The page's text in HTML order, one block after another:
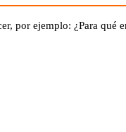
por ejemplo: ¿Para qué